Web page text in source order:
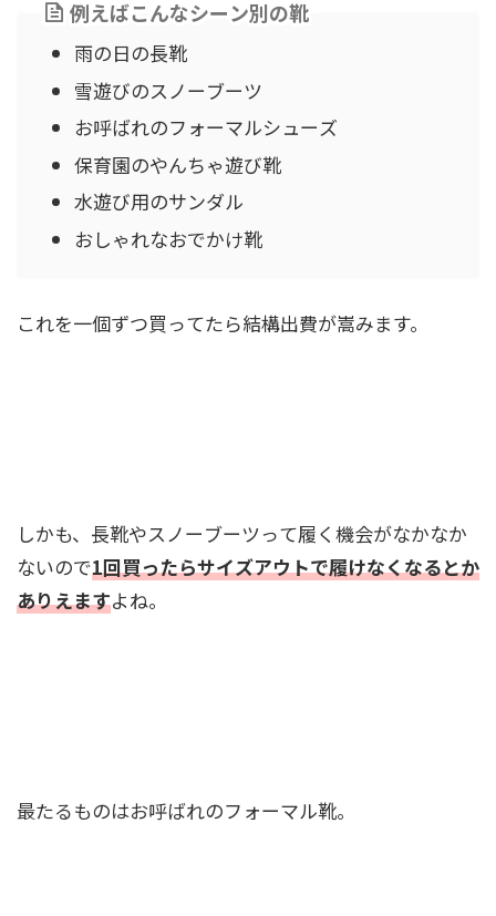
例えばこんなシーン別の靴
雨の日の長靴
雪遊びのスノーブーツ
お呼ばれのフォーマルシューズ
保育園のやんちゃ遊び靴
水遊び用のサンダル
おしゃれなおでかけ靴
これを一個ずつ買ってたら結構出費が嵩みます。
しかも、長靴やスノーブーツって履く機会がなかなか
ないので1回買ったらサイズアウトで履けなくなるとか
ありえますよね。
最たるものはお呼ばれのフォーマル靴。